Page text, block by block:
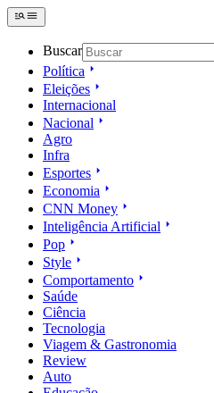
Buscar
Política
Eleições
Internacional
Nacional
Agro
Infra
Esportes
Economia
CNN Money
Inteligência Artificial
Pop
Style
Comportamento
Saúde
Ciência
Tecnologia
Viagem & Gastronomia
Review
Auto